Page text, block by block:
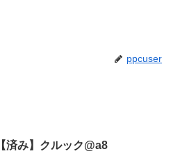
ppcuser
【済み】クルック@a8